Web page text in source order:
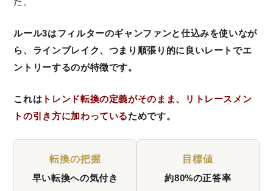
ルール3はフィルターのギャンファンと仕込みを使いなが
ら、ラインブレイク、つまり順張り的に良いレートでエ
ントリーするのが特徴です。
これは トレンド転換の定義がそのまま、リトレースメン
トの引き方に加わっているためです。
転換の把握
早い転換への気付き
目標値
約80%の正答率